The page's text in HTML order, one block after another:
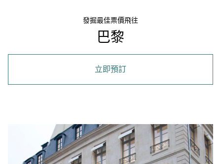
發掘最佳票價飛往
巴黎
立即預訂